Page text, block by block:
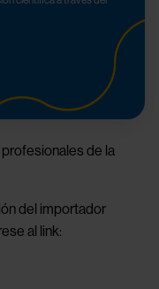
de la
del importador
al link: